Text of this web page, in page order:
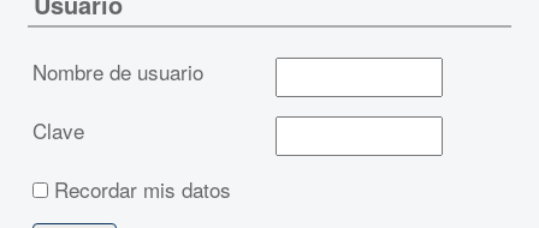
Nombre de usuario
Clave
Recordar mis datos